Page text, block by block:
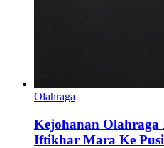
Olahraga
Kejohanan Olahraga
Iftikhar Mara Ke